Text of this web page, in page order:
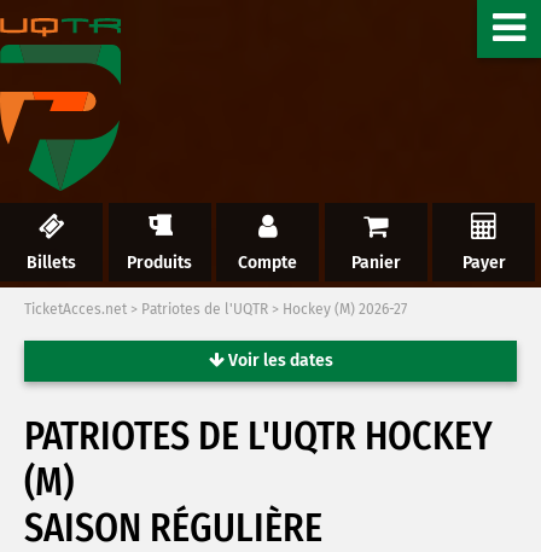
Billets Produits Compte Panier Payer
TicketAcces.net > Patriotes de l'UQTR > Hockey (M) 2026-27
Voir les dates
PATRIOTES DE L'UQTR HOCKEY
(M)
SAISON RÉGULIÈRE